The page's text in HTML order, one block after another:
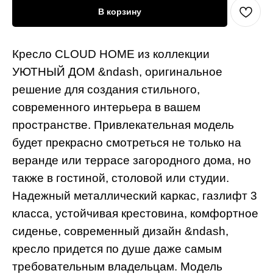
В корзину
Кресло CLOUD HOME из коллекции
УЮТНЫЙ ДОМ &ndash, оригинальное
решение для создания стильного,
современного интерьера в вашем
пространстве. Привлекательная модель
будет прекрасно смотреться не только на
веранде или террасе загородного дома, но
также в гостиной, столовой или студии.
Надежный металлический каркас, газлифт 3
класса, устойчивая крестовина, комфортное
сиденье, современный дизайн &ndash,
кресло придется по душе даже самым
требовательным владельцам. Модель